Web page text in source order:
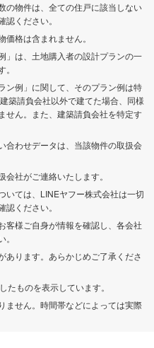
の物件は、全ての住戸に該当しない
ください。
価格は含まれません。
」は、土地購入者の設計プランの一
ン例」に関して、そのプラン例は特
築請負会社以外で建てた場合、同様
せん。また、建築請負会社を特定す
合わせデータは、当該物件の取扱会
社がご連絡いたします。
いては、LINEヤフー株式会社は一切
ください。
客様ご自身が情報を確認し、各会社
あります。あらかじめご了承くださ
たものを表示しています。
ません。時間帯などによっては実際